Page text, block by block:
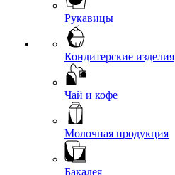
Рукавицы
Кондитерские изделия
Чай и кофе
Молочная продукция
Бакалея